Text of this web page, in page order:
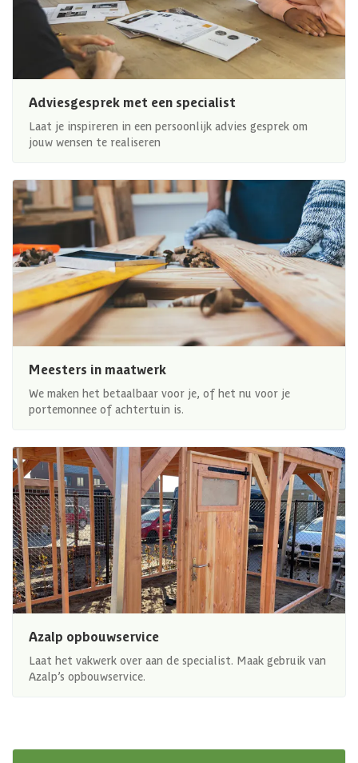
Adviesgesprek met een specialist
Laat je inspireren in een persoonlijk advies gesprek om
jouw wensen te realiseren
Meesters in maatwerk
We maken het betaalbaar voor je, of het nu voor je
portemonnee of achtertuin is.
Azalp opbouwservice
Laat het vakwerk over aan de specialist. Maak gebruik van
Azalp’s opbouwservice.